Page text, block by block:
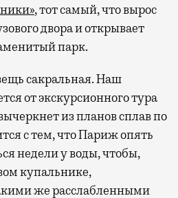
, тот самый, что вырос
двора и открывает
парк.
сакральная. Наш
от экскурсионного тура
из планов сплав по
с тем, что Париж опять
недели у воды, чтобы,
купальнике,
же расслабленными